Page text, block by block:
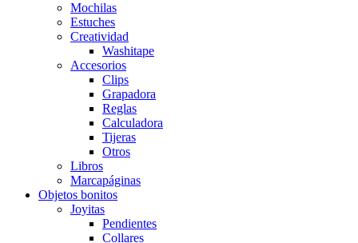
Mochilas
Estuches
Creatividad
Washitape
Accesorios
Clips
Grapadora
Reglas
Calculadora
Tijeras
Otros
Libros
Marcapáginas
Objetos bonitos
Joyitas
Pendientes
Collares